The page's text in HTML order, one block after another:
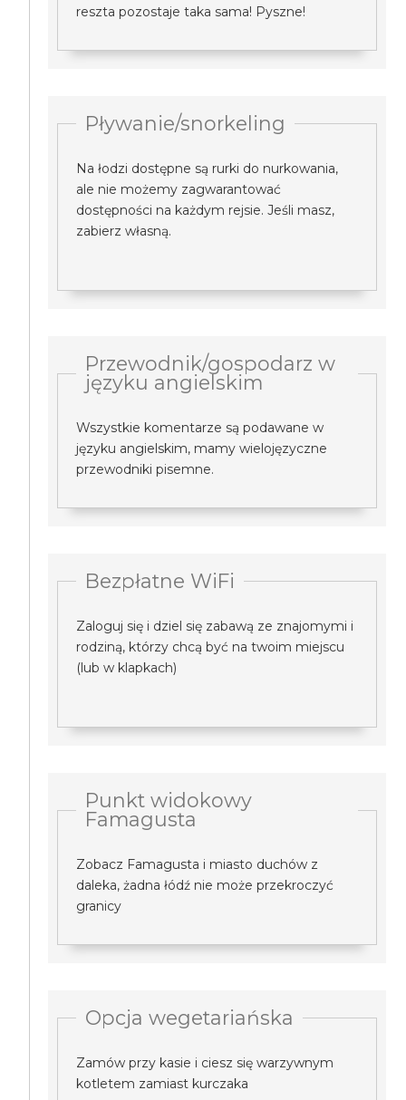
reszta pozostaje taka sama! Pyszne!
Pływanie/snorkeling
Na łodzi dostępne są rurki do nurkowania,
ale nie możemy zagwarantować
dostępności na każdym rejsie. Jeśli masz,
zabierz własną.
Przewodnik/gospodarz w
języku angielskim
Wszystkie komentarze są podawane w
języku angielskim, mamy wielojęzyczne
przewodniki pisemne.
Bezpłatne WiFi
Zaloguj się i dziel się zabawą ze znajomymi i
rodziną, którzy chcą być na twoim miejscu
(lub w klapkach)
Punkt widokowy
Famagusta
Zobacz Famagusta i miasto duchów z
daleka, żadna łódź nie może przekroczyć
granicy
Opcja wegetariańska
Zamów przy kasie i ciesz się warzywnym
kotletem zamiast kurczaka